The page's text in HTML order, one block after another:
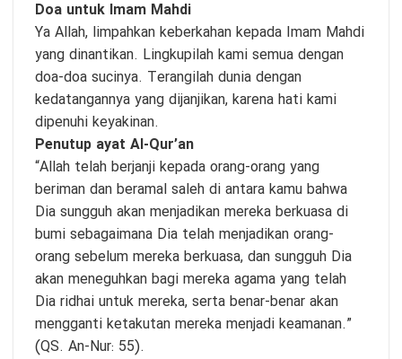
Doa untuk Imam Mahdi
Ya Allah, limpahkan keberkahan kepada Imam Mahdi
yang dinantikan. Lingkupilah kami semua dengan
doa-doa sucinya. Terangilah dunia dengan
kedatangannya yang dijanjikan, karena hati kami
dipenuhi keyakinan.
Penutup ayat Al-Qur’an
“Allah telah berjanji kepada orang-orang yang
beriman dan beramal saleh di antara kamu bahwa
Dia sungguh akan menjadikan mereka berkuasa di
bumi sebagaimana Dia telah menjadikan orang-
orang sebelum mereka berkuasa, dan sungguh Dia
akan meneguhkan bagi mereka agama yang telah
Dia ridhai untuk mereka, serta benar-benar akan
mengganti ketakutan mereka menjadi keamanan.”
(QS. An-Nur: 55).